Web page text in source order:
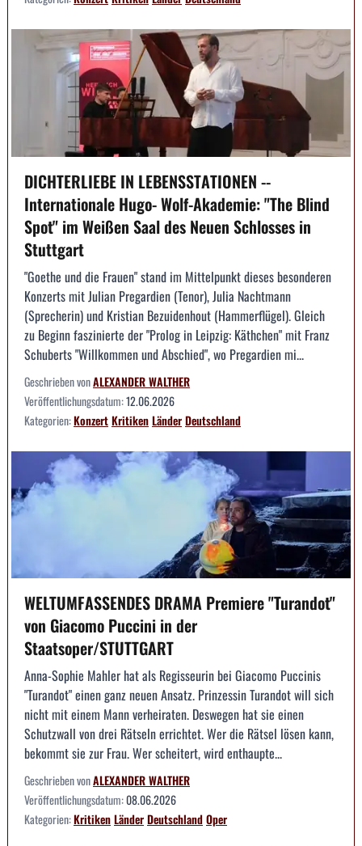
DICHTERLIEBE IN LEBENSSTATIONEN --
Internationale Hugo- Wolf-Akademie: "The Blind
Spot" im Weißen Saal des Neuen Schlosses in
Stuttgart
"Goethe und die Frauen" stand im Mittelpunkt dieses besonderen
Konzerts mit Julian Pregardien (Tenor), Julia Nachtmann
(Sprecherin) und Kristian Bezuidenhout (Hammerflügel). Gleich
zu Beginn faszinierte der "Prolog in Leipzig: Käthchen" mit Franz
Schuberts "Willkommen und Abschied", wo Pregardien mi...
Geschrieben vonALEXANDER WALTHER
Veröffentlichungsdatum:12.06.2026
Kategorien:KonzertKritikenLänderDeutschland
WELTUMFASSENDES DRAMA Premiere "Turandot"
von Giacomo Puccini in der
Staatsoper/STUTTGART
Anna-Sophie Mahler hat als Regisseurin bei Giacomo Puccinis
"Turandot" einen ganz neuen Ansatz. Prinzessin Turandot will sich
nicht mit einem Mann verheiraten. Deswegen hat sie einen
Schutzwall von drei Rätseln errichtet. Wer die Rätsel lösen kann,
bekommt sie zur Frau. Wer scheitert, wird enthaupte...
Geschrieben vonALEXANDER WALTHER
Veröffentlichungsdatum:08.06.2026
Kategorien:KritikenLänderDeutschlandOper